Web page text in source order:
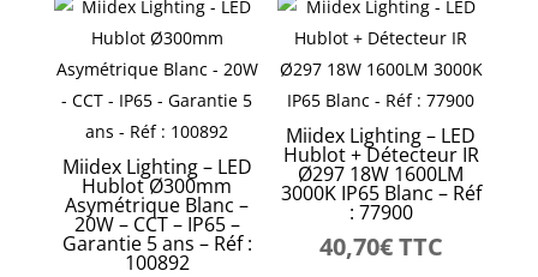
Miidex Lighting – LED
Hublot Ø300mm
Asymétrique Blanc –
20W – CCT – IP65 –
Garantie 5 ans – Réf :
100892
Miidex Lighting – LED
Hublot + Détecteur IR
Ø297 18W 1600LM
3000K IP65 Blanc – Réf
: 77900
40,70€TTC